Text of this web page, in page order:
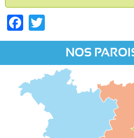
Facebook
NOS